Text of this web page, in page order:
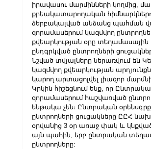
իրավասու մարմինների կողմից,
քրեակատարողական
ձերբակալված անձանց պահման
զորամասերում կազմվող
քվեարկության օրը տեղամասային
ընդգրկված ընտրողների
Նշված տվյալները ներառվում են
կազմվող քվեարկության
կարող արտացոլվել լիազոր
Կրկին հիշեցնում ենք, որ
զորամասերում հաշվառված
ենթակա չեն։ Ընտրական
ընտրողների ցուցակները ԸԸՀ
օրվանից 3 օր առաջ փակ և կնքված
այն պահին, երբ ընտրական
ընտրողները: